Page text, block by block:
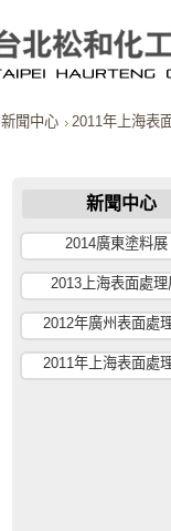
新聞中心 2011年上海表
新聞中心
2014廣東塗料展
2013上海表面處理
2012年廣州表面處
2011年上海表面處